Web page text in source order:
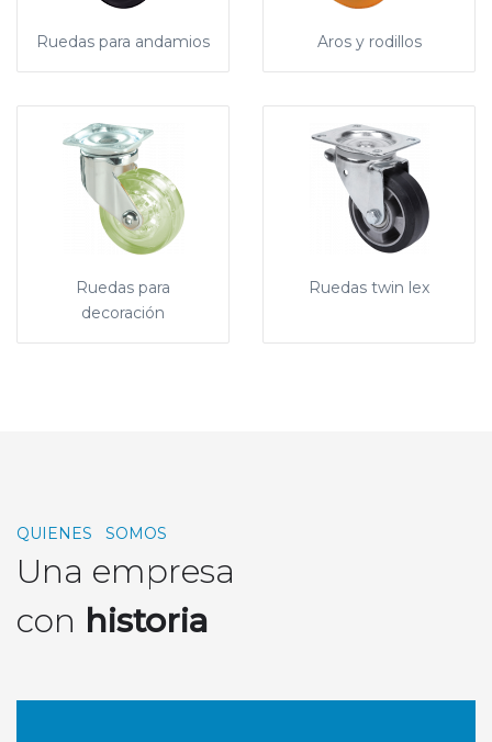
Ruedas para andamios Aros y rodillos
Ruedas para
decoración
Ruedas twin lex
QUIENES SOMOS
Una empresa
con historia